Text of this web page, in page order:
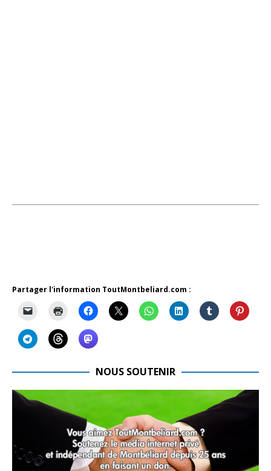
Partager l'information ToutMontbeliard.com :
NOUS SOUTENIR